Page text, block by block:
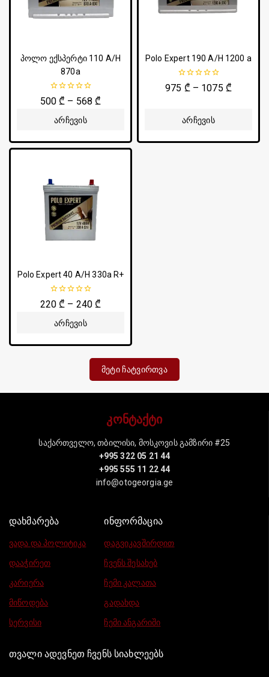
პოლო ექსპერტი 110 A/H
870a
0
5-
დან
500₾ – 568₾
Არჩევის
Polo Expert 190 A/H 1200 a
0
5-
975 ₾ – 1075 ₾
Არჩევის
Polo Expert 40 A/H 330a R+
0
5-
დან
220₾ – 240₾
Არჩევის
Მეტი Ჩატვირთვა
კონტაქტი
საქართველო, თბილისი, მოსკოვის გამზირი #25
+995 322 05 21 44
+995 555 11 22 44
info@otogeorgia.ge
დახმარება
ვადა და პოლიტიკა
დააჭირეთ
კარიერა
მიწოდება
სერვისი
ინფორმაცია
დაგვიკავშირდით
ჩვენს შესახებ
ჩემი კალათა
გადახდა
ჩემი ანგარიში
თვალი ადევნეთ ჩვენს სიახლეებს